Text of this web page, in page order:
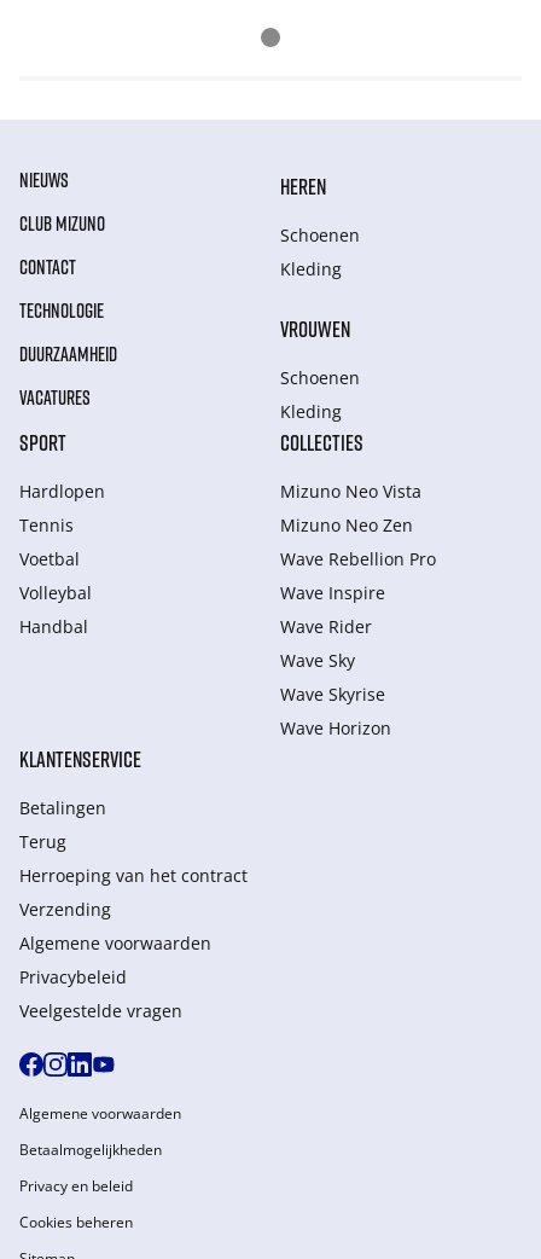
NIEUWS
CLUB MIZUNO
CONTACT
TECHNOLOGIE
DUURZAAMHEID
VACATURES
HEREN
Schoenen
Kleding
VROUWEN
Schoenen
Kleding
SPORT
Hardlopen
Tennis
Voetbal
Volleybal
Handbal
COLLECTIES
Mizuno Neo Vista
Mizuno Neo Zen
Wave Rebellion Pro
Wave Inspire
Wave Rider
Wave Sky
Wave Skyrise
Wave Horizon
KLANTENSERVICE
Betalingen
Terug
Herroeping van het contract
Verzending
Algemene voorwaarden
Privacybeleid
Veelgestelde vragen
Algemene voorwaarden
Betaalmogelijkheden
Privacy en beleid
Cookies beheren